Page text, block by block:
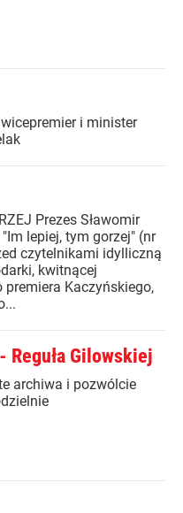
i minister
Prezes Sławomir
lepiej, tym gorzej" (nr
czytelnikami idylliczną
kwitnącej
Kaczyńskiego,
Reguła Gilowskiej
archiwa i pozwólcie